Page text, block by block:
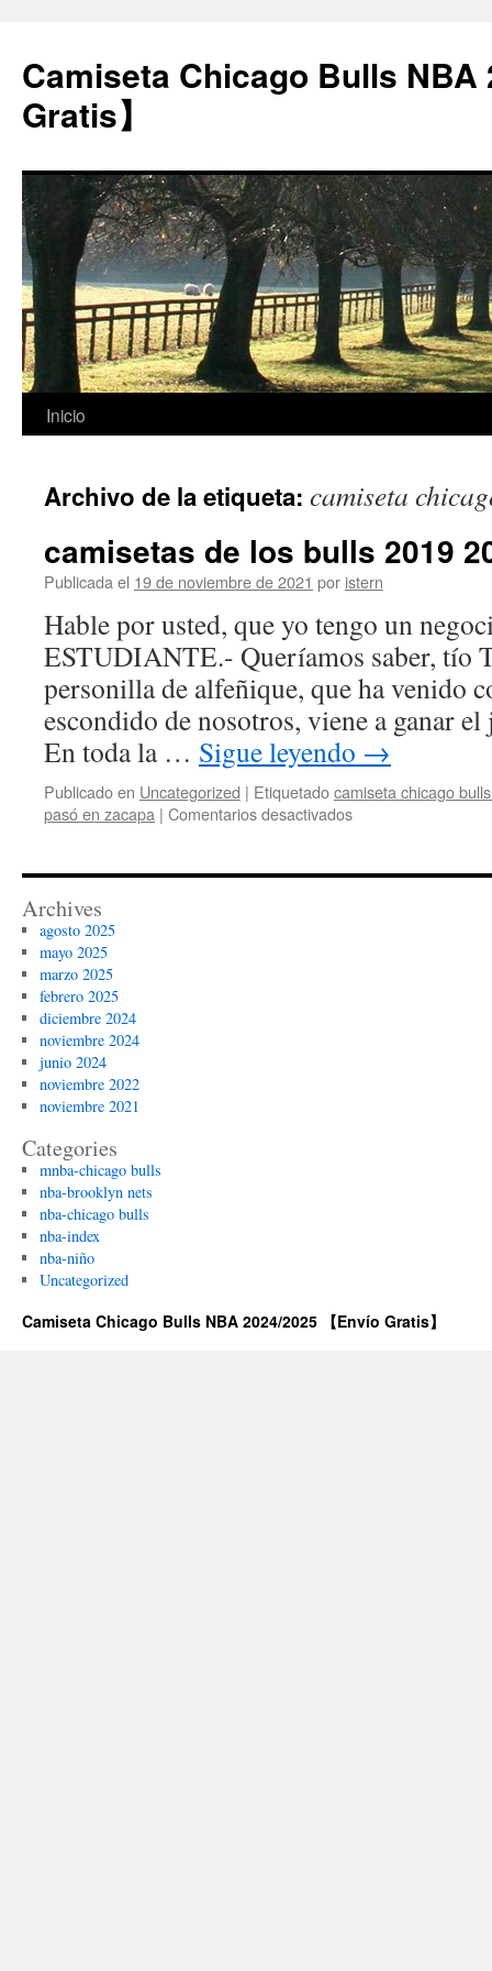
Camiseta Chicago Bulls NBA
Gratis】
Saltar
contenido
Inicio
Archivo de la etiqueta: camiseta
camisetas de los bulls 2019
Publicada el 19 de noviembre de 2021 por istern
Hable por usted, que yo tengo un
ESTUDIANTE.- Queríamos saber, tío
personilla de alfeñique, que ha venido
escondido de nosotros, viene a ganar
En toda la … Sigue leyendo →
Publicado en Uncategorized | Etiquetadocamiseta chicago
pasó en zacapa | Comentarios desactivadosen
los
Archives
agosto 2025
mayo 2025
marzo 2025
febrero 2025
diciembre 2024
noviembre 2024
junio 2024
noviembre 2022
noviembre 2021
Categories
mnba-chicago bulls
nba-brooklyn nets
nba-chicago bulls
nba-index
nba-niño
Uncategorized
Camiseta Chicago Bulls NBA 2024/2025 【Envío Gratis】